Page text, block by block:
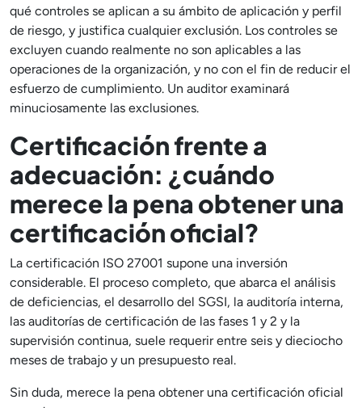
qué controles se aplican a su ámbito de aplicación y perfil
de riesgo, y justifica cualquier exclusión. Los controles se
excluyen cuando realmente no son aplicables a las
operaciones de la organización, y no con el fin de reducir el
esfuerzo de cumplimiento. Un auditor examinará
minuciosamente las exclusiones.
Certificación frente a
adecuación: ¿cuándo
merece la pena obtener una
certificación oficial?
La certificación ISO 27001 supone una inversión
considerable. El proceso completo, que abarca el análisis
de deficiencias, el desarrollo del SGSI, la auditoría interna,
las auditorías de certificación de las fases 1 y 2 y la
supervisión continua, suele requerir entre seis y dieciocho
meses de trabajo y un presupuesto real.
Sin duda, merece la pena obtener una certificación oficial